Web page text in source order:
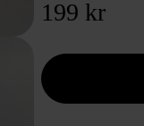
199 kr